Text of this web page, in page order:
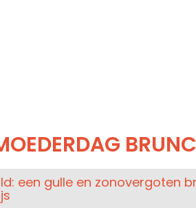
een gulle en zonovergoten